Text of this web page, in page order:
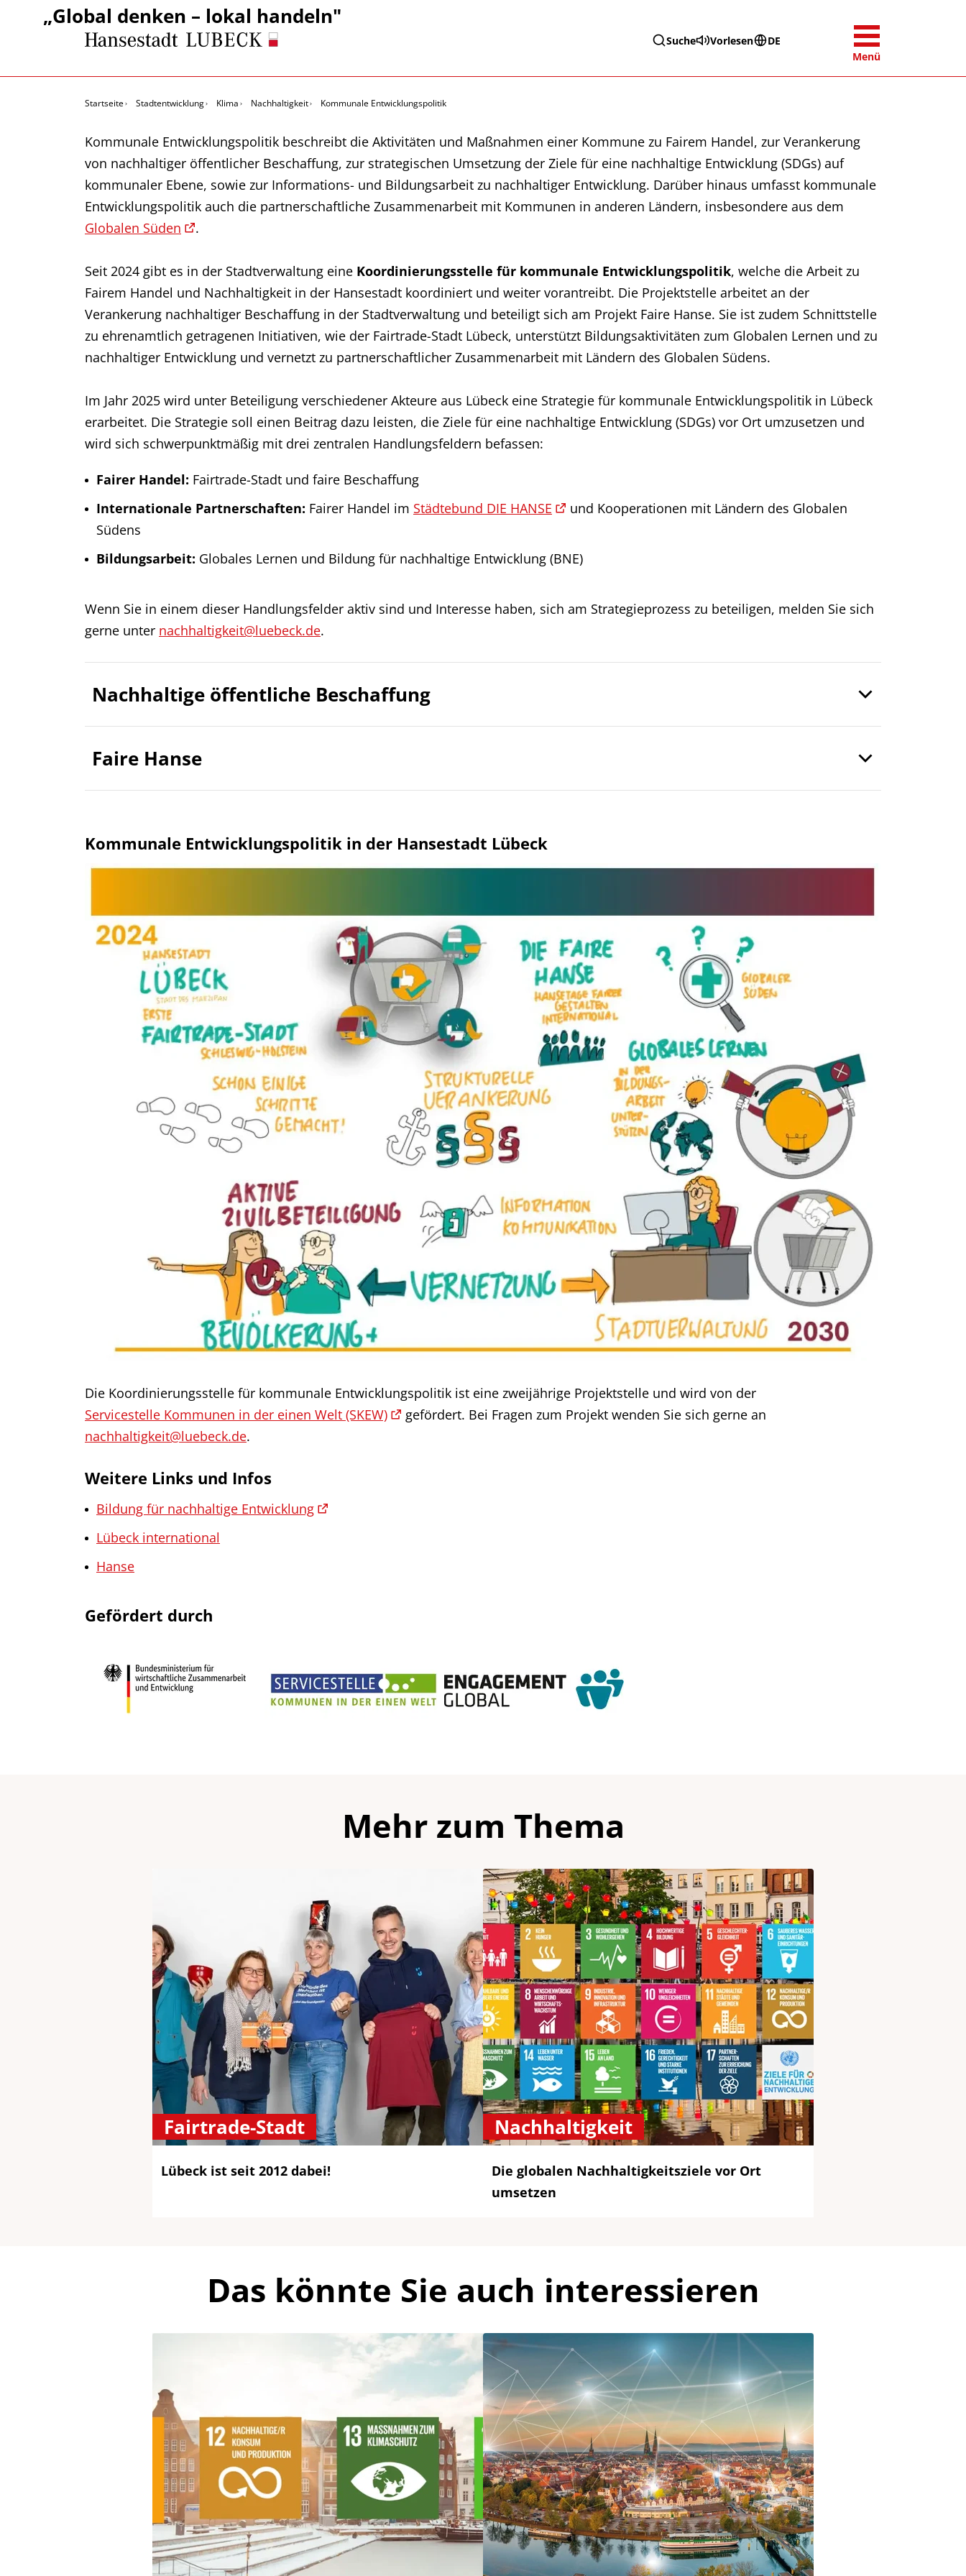
Suche Vorlesen
DE
Menü
„Global denken – lokal handeln"
Startseite Stadtentwicklung Klima Nachhaltigkeit Kommunale Entwicklungspolitik
Kommunale Entwicklungspolitik beschreibt die Aktivitäten und Maßnahmen einer Kommune zu Fairem Handel, zur Verankerung
von nachhaltiger öffentlicher Beschaffung, zur strategischen Umsetzung der Ziele für eine nachhaltige Entwicklung (SDGs) auf
kommunaler Ebene, sowie zur Informations- und Bildungsarbeit zu nachhaltiger Entwicklung. Darüber hinaus umfasst kommunale
Entwicklungspolitik auch die partnerschaftliche Zusammenarbeit mit Kommunen in anderen Ländern, insbesondere aus dem
Globalen Süden
.
Seit 2024 gibt es in der Stadtverwaltung eine Koordinierungsstelle für kommunale Entwicklungspolitik, welche die Arbeit zu
Fairem Handel und Nachhaltigkeit in der Hansestadt koordiniert und weiter vorantreibt. Die Projektstelle arbeitet an der
Verankerung nachhaltiger Beschaffung in der Stadtverwaltung und beteiligt sich am Projekt Faire Hanse. Sie ist zudem Schnittstelle
zu ehrenamtlich getragenen Initiativen, wie der Fairtrade-Stadt Lübeck, unterstützt Bildungsaktivitäten zum Globalen Lernen und zu
nachhaltiger Entwicklung und vernetzt zu partnerschaftlicher Zusammenarbeit mit Ländern des Globalen Südens.
Im Jahr 2025 wird unter Beteiligung verschiedener Akteure aus Lübeck eine Strategie für kommunale Entwicklungspolitik in Lübeck
erarbeitet. Die Strategie soll einen Beitrag dazu leisten, die Ziele für eine nachhaltige Entwicklung (SDGs) vor Ort umzusetzen und
wird sich schwerpunktmäßig mit drei zentralen Handlungsfeldern befassen:
Fairer Handel: Fairtrade-Stadt und faire Beschaffung
Internationale Partnerschaften: Fairer Handel im Städtebund DIE HANSE
und Kooperationen mit Ländern des Globalen
Südens
Bildungsarbeit: Globales Lernen und Bildung für nachhaltige Entwicklung (BNE)
Wenn Sie in einem dieser Handlungsfelder aktiv sind und Interesse haben, sich am Strategieprozess zu beteiligen, melden Sie sich
gerne unter nachhaltigkeit@luebeck.de.
Nachhaltige öffentliche Beschaffung
Faire Hanse
Kommunale Entwicklungspolitik in der Hansestadt Lübeck
Die Koordinierungsstelle für kommunale Entwicklungspolitik ist eine zweijährige Projektstelle und wird von der
Servicestelle Kommunen in der einen Welt (SKEW)
gefördert. Bei Fragen zum Projekt wenden Sie sich gerne an
nachhaltigkeit@luebeck.de.
Weitere Links und Infos
Bildung für nachhaltige Entwicklung
Lübeck international
Hanse
Gefördert durch
Mehr zum Thema
Fairtrade-Stadt
Lübeck ist seit 2012 dabei!
Nachhaltigkeit
Die globalen Nachhaltigkeitsziele vor Ort
umsetzen
Das könnte Sie auch interessieren